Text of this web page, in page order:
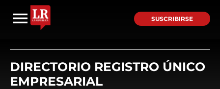
SUSCRIBIRSE
DIRECTORIO REGISTRO ÚNICO
EMPRESARIAL